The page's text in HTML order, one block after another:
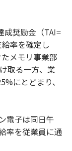
成奨励金（TAI=
率を確定し
メモリ事業部
取る一方、業
にとどまり、
電子は同日午
率を従業員に通